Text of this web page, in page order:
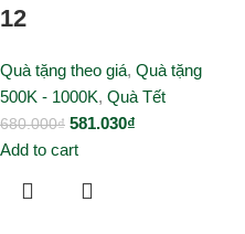
12
Quà tặng theo giá, Quà tặng
500K - 1000K, Quà Tết
680.000₫ 581.030₫
Add to cart